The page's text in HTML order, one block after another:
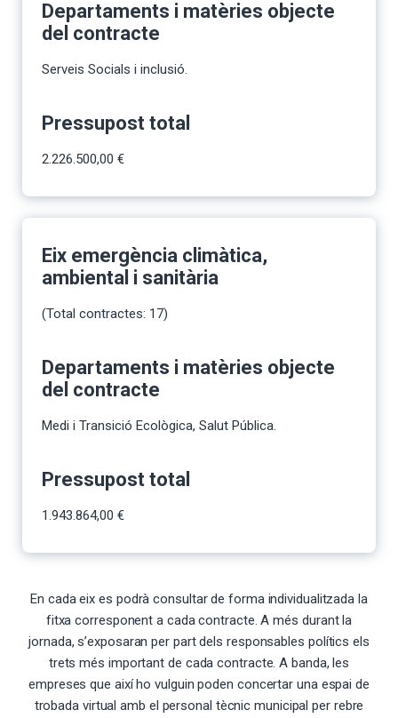
Departaments i matèries objecte
del contracte
Serveis Socials i inclusió.
Pressupost total
2.226.500,00 €
Eix emergència climàtica,
ambiental i sanitària
(Total contractes: 17)
Departaments i matèries objecte
del contracte
Medi i Transició Ecològica, Salut Pública.
Pressupost total
1.943.864,00 €
En cada eix es podrà consultar de forma individualitzada la
fitxa corresponent a cada contracte. A més durant la
jornada, s’exposaran per part dels responsables polítics els
trets més important de cada contracte. A banda, les
empreses que així ho vulguin poden concertar una espai de
trobada virtual amb el personal tècnic municipal per rebre